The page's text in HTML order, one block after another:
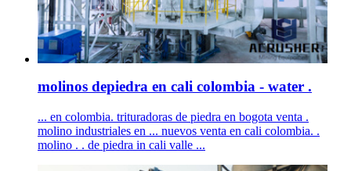
molinos depiedra en cali colombia - water .
... en colombia. trituradoras de piedra en bogota venta .
molino industriales en ... nuevos venta en cali colombia. .
molino . . de piedra in cali valle ...